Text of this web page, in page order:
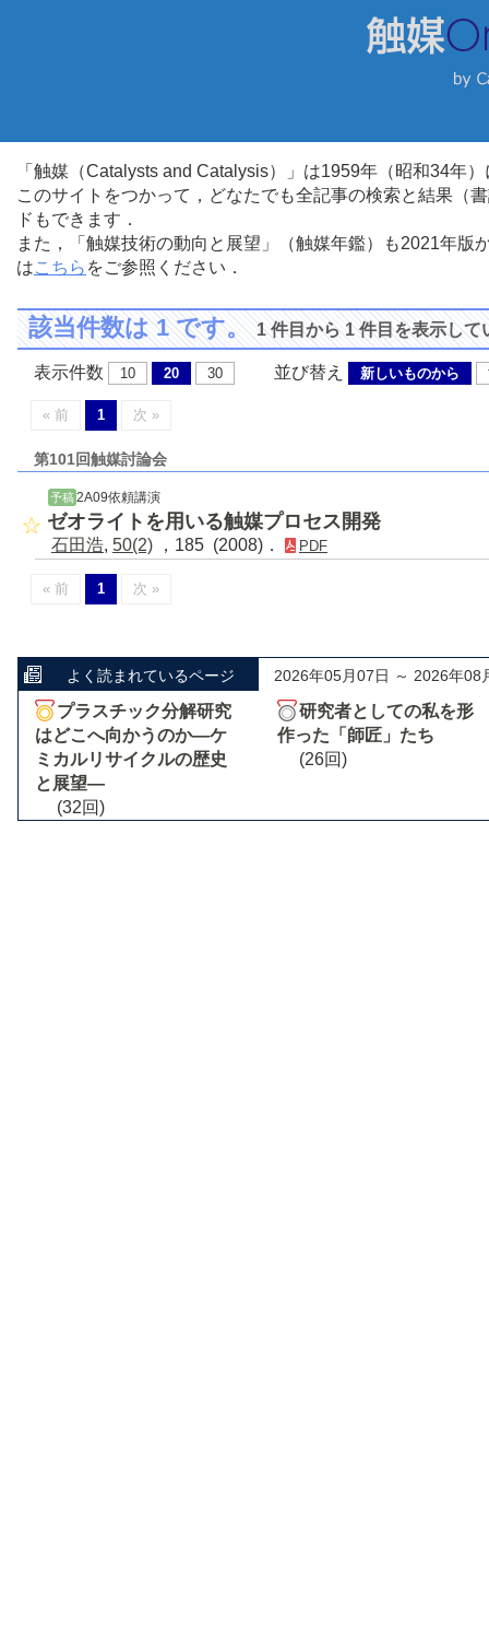
「触媒（Catalysts and Catalysis）」は1959年（昭和34年
このサイトをつかって，どなたでも全記事の検索と結果（
ドもできます．
また，「触媒技術の動向と展望」（触媒年鑑）も2021年
はこちら をご参照ください．
該当件数は 1 です。1 件目から 1 件目を表示して
表示件数 10 20 30 並び替え 新しいものから
« 前 1 次 »
第101回触媒討論会
予稿 2A09依頼講演
ゼオライトを用いる触媒プロセス開発
石田浩, 50(2) ，185 (2008)． PDF
« 前 1 次 »
よく読まれているページ 2026年05月07日 ～ 2026年08
プラスチック分解研究
はどこへ向かうのか―ケ
ミカルリサイクルの歴史
と展望―
(32回)
研究者としての私を形
作った「師匠」たち
(26回)